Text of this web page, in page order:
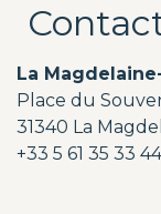
La
Place du
31340 La
+33 5 61 35 33 44